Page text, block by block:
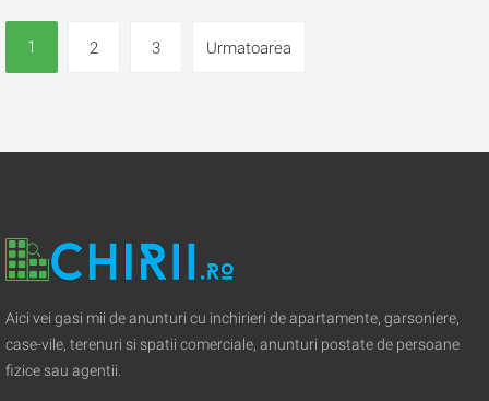
1 2 3 Urmatoarea
Aici vei gasi mii de anunturi cu inchirieri de apartamente, garsoniere,
case-vile, terenuri si spatii comerciale, anunturi postate de persoane
fizice sau agentii.